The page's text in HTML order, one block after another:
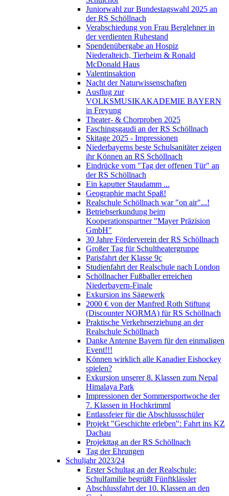
Juniorwahl zur Bundestagswahl 2025 an
der RS Schöllnach
Verabschiedung von Frau Berglehner in
der verdienten Ruhestand
Spendenübergabe an Hospiz
Niederalteich, Tierheim & Ronald
McDonald Haus
Valentinsaktion
Nacht der Naturwissenschaften
Ausflug zur
VOLKSMUSIKAKADEMIE BAYERN
in Freyung
Theater- & Chorproben 2025
Faschingsgaudi an der RS Schöllnach
Skitage 2025 - Impressionen
Niederbayerns beste Schulsanitäter zeigen
ihr Können an RS Schöllnach
Eindrücke vom "Tag der offenen Tür" an
der RS Schöllnach
Ein kaputter Staudamm ...
Geographie macht Spaß!
Realschule Schöllnach war "on air"...!
Betriebserkundung beim
Kooperationspartner "Mayer Präzision
GmbH"
30 Jahre Förderverein der RS Schöllnach
Großer Tag für Schultheatergruppe
Parisfahrt der Klasse 9c
Studienfahrt der Realschule nach London
Schöllnacher Fußballer erreichen
Niederbayern-Finale
Exkursion ins Sägewerk
2000 € von der Manfred Roth Stiftung
(Discounter NORMA) für RS Schöllnach
Praktische Verkehrserziehung an der
Realschule Schöllnach
Danke Antenne Bayern für den einmaligen
Event!!!
Können wirklich alle Kanadier Eishockey
spielen?
Exkursion unserer 8. Klassen zum Nepal
Himalaya Park
Impressionen der Sommersportwoche der
7. Klassen in Hochkrimml
Entlassfeier für die Abschlussschüler
Projekt "Geschichte erleben": Fahrt ins KZ
Dachau
Projekttag an der RS Schöllnach
Tag der Ehrungen
Schuljahr 2023/24
Erster Schultag an der Realschule:
Schulfamilie begrüßt Fünftklässler
Abschlussfahrt der 10. Klassen an den